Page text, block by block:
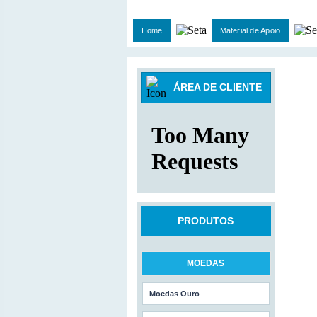
Home Material de Apoio
ÁREA DE CLIENTE
PRODUTOS
MOEDAS
Moedas Ouro